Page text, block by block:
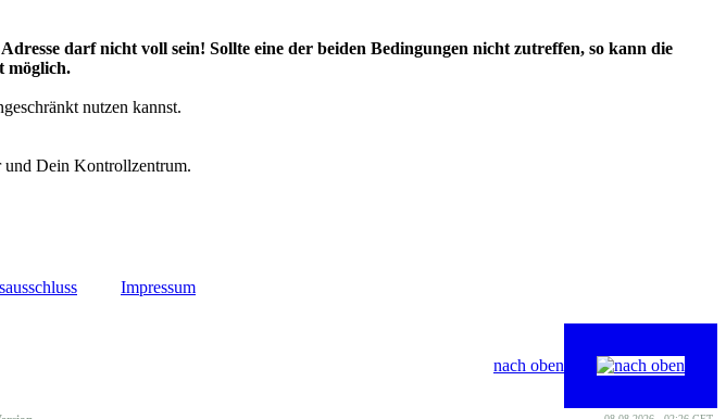
darf nicht voll sein! Sollte eine der beiden Bedingungen nicht zutreffen, so kann die
möglich.
nutzen kannst.
und Dein Kontrollzentrum.
Impressum
nach oben